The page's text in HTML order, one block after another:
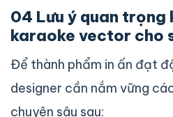
04 Lưu ý quan trọng
karaoke vector cho
Để thành phẩm in ấn đạt
designer cần nắm vững
chuyên sâu sau: